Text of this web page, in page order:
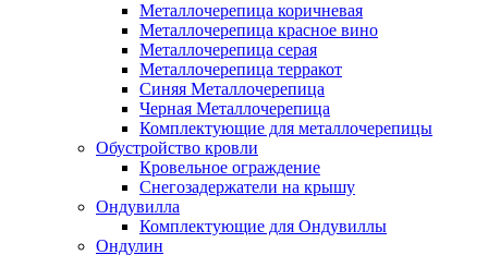
Металлочерепица коричневая
Металлочерепица красное вино
Металлочерепица серая
Металлочерепица терракот
Синяя Металлочерепица
Черная Металлочерепица
Комплектующие для металлочерепицы
Обустройство кровли
Кровельное ограждение
Снегозадержатели на крышу
Ондувилла
Комплектующие для Ондувиллы
Ондулин